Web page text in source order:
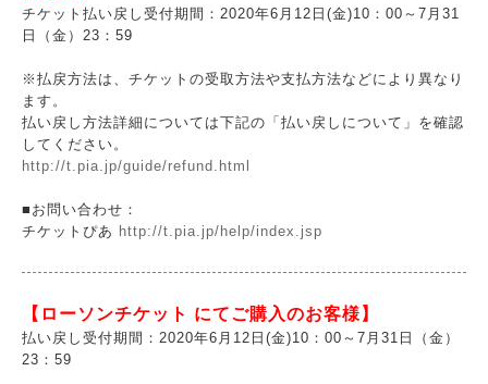
チケット払い戻し受付期間：2020年6月12日(金)10：00～7月31
日（金）23：59
※払戻方法は、チケットの受取方法や支払方法などにより異なり
ます。
払い戻し方法詳細については下記の「払い戻しについて」を確認
してください。
http://t.pia.jp/guide/refund.html
■お問い合わせ：
チケットぴあ http://t.pia.jp/help/index.jsp
【ローソンチケット にてご購入のお客様】
払い戻し受付期間：2020年6月12日(金)10：00～7月31日（金）
23：59